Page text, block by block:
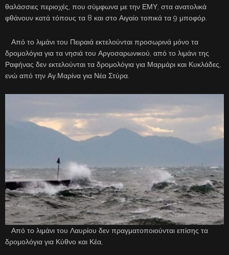
θαλάσσιες περιοχές, που σύμφωνα με την ΕΜΥ, στα ανατολικά
φθάνουν κατά τόπους τα 8 και στο Αιγαίο τοπικά τα 9 μποφόρ.
Από το λιμάνι του Πειραιά εκτελούνται προσωρινά μόνο τα
δρομολόγια για τα νησιά του Αργοσαρωνικού, από το λιμάνι της
Ραφήνας δεν εκτελούνται τα δρομολόγια για Μαρμάρι και Κυκλάδες,
ενώ από την Αγ.Μαρίνα για Νέα Στύρα.
Από το λιμάνι του Λαυρίου δεν πραγματοποιούνται επίσης τα
δρομολόγια για Κύθνο και Κέα,